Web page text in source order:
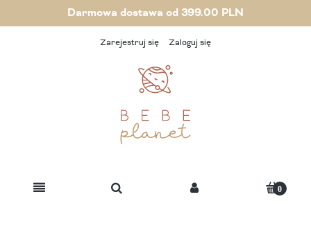
Darmowa dostawa od 399.00 PLN
Zarejestruj się Zaloguj się